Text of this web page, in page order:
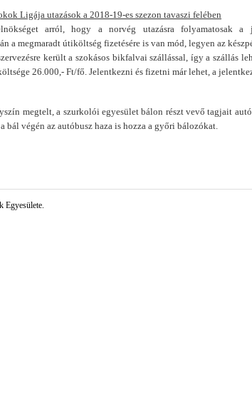
Ligája utazások a 2018-19-es szezon tavaszi felében
arról, hogy a norvég utazásra folyamatosak a
a megmaradt útiköltség fizetésére is van mód, legyen az
került a szokásos bikfalvai szállással, így a szállás
26.000,- Ft/fő. Jelentkezni és fizetni már lehet, a
megtelt, a szurkolói egyesület bálon részt vevő tagjait
bál végén az autóbusz haza is hozza a győri bálozókat.
Egyesülete.